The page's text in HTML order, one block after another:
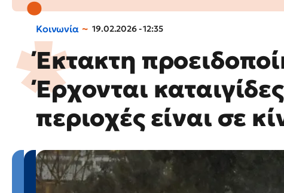
Κοινωνία 19.02.2026 - 12:35
Έκτακτη
Έρχονται
περιοχές είναι σε